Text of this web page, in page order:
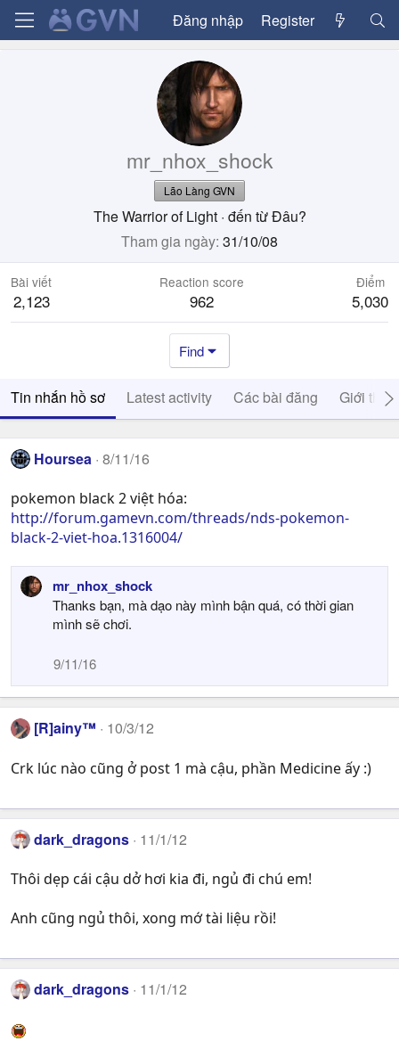
Đăng nhập Register
mr_nhox_shock
Lão Làng GVN
The Warrior of Light · đến từĐâu?
Tham gia ngày 31/10/08
Bài viết
2,123
Reaction score
962
Điểm
5,030
Find
Tin nhắn hồ sơ Latest activity Các bài đăng Giới thiệu
Hoursea 8/11/16
pokemon black 2 việt hóa:
http://forum.gamevn.com/threads/nds-pokemon-
black-2-viet-hoa.1316004/
mr_nhox_shock
Thanks bạn, mà dạo này mình bận quá, có thời gian
mình sẽ chơi.
9/11/16
[R]ainy™ 10/3/12
Crk lúc nào cũng ở post 1 mà cậu, phần Medicine ấy :)
dark_dragons 11/1/12
Thôi dẹp cái cậu dở hơi kia đi, ngủ đi chú em!
Anh cũng ngủ thôi, xong mớ tài liệu rồi!
dark_dragons 11/1/12